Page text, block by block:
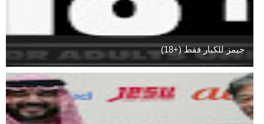
جيمز للكبار فقط (+18)